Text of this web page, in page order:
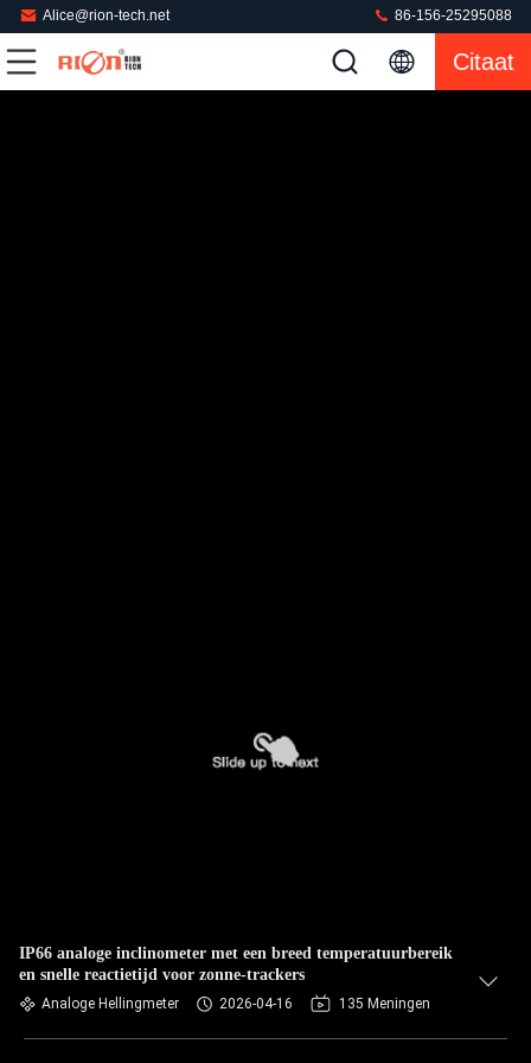
Alice@rion-tech.net 86-156-25295088
Citaat
IP66 analoge inclinometer met een breed temperatuurbereik
en snelle reactietijd voor zonne-trackers
Analoge Hellingmeter 2026-04-16 135 Meningen